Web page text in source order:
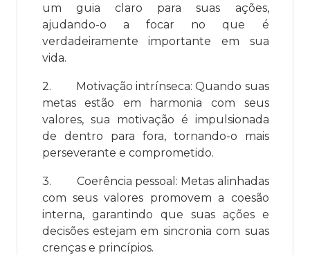
um guia claro para suas ações,
ajudando-o a focar no que é
verdadeiramente importante em sua
vida.
2.
Motivação intrínseca: Quando suas
metas estão em harmonia com seus
valores, sua motivação é impulsionada
de dentro para fora, tornando-o mais
perseverante e comprometido.
3.
Coerência pessoal: Metas alinhadas
com seus valores promovem a coesão
interna, garantindo que suas ações e
decisões estejam em sincronia com suas
crenças e princípios.